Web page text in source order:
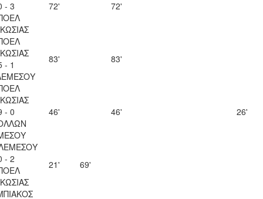
- 3
72' 72'
- 1
83' 83'
- 0
46' 46' 26'
- 2
21' 69'